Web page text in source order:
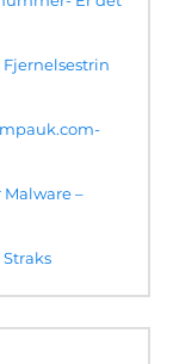
Fjernelsestrin
–